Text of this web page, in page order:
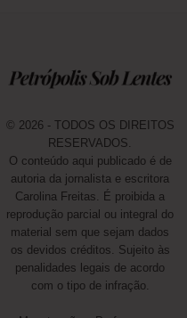
© 2026 - TODOS OS DIREITOS
RESERVADOS.
O conteúdo aqui publicado é de
autoria da jornalista e escritora
Carolina Freitas. É proibida a
reprodução parcial ou integral do
material sem que sejam dados
os devidos créditos. Sujeito às
penalidades legais de acordo
com o tipo de infração.